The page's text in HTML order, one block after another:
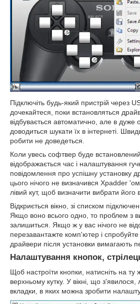
Підключіть будь-який пристрій через
дочекайтеся, поки встановляться
відбувається автоматично, але в дуже
доводиться шукати їх в інтернеті.
робити не доведеться.
Коли увесь софтвер буде
відображається час і налаштування
повідомлення про успішну установку
цього нічого не визначився Xpadder
лівий кут, щоб визначити вибрати його
Відкриється вікно, зі списком
Якщо воно всього одно, то проблем з
залишиться. Якщо ж у вас нічого не
перезавантажте комп'ютер і спробуйте
драйвери після установки вимагають
Налаштування кнопок, стрілець
Щоб настроїти кнопки, натисніть на ту
верхньому кутку. У вікні, що з'явилося,
вкладки, в яких можна зробити